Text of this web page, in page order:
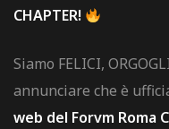
CHAPTER!
Siamo FELICI,
annunciare che è
web del Forvm Roma